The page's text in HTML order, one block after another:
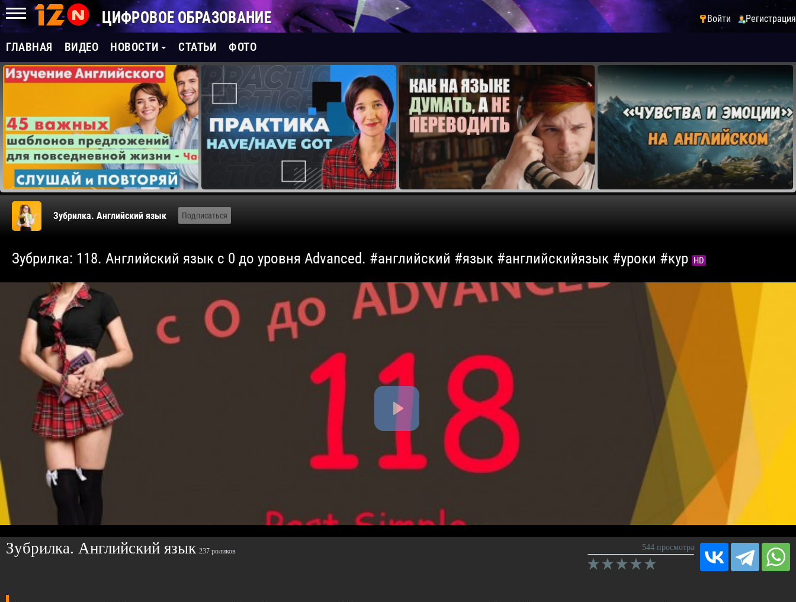
ЦИФРОВОЕ ОБРАЗОВАНИЕ Войти Регистрация
ГЛАВНАЯ ВИДЕО НОВОСТИ СТАТЬИ ФОТО
Зубрилка. Английский язык Подписаться
Зубрилка: 118. Английский язык с 0 до уровня Advanced. #английский #язык #английскийязык #уроки #кур HD
Зубрилка. Английский язык 237 роликов 544 просмотра